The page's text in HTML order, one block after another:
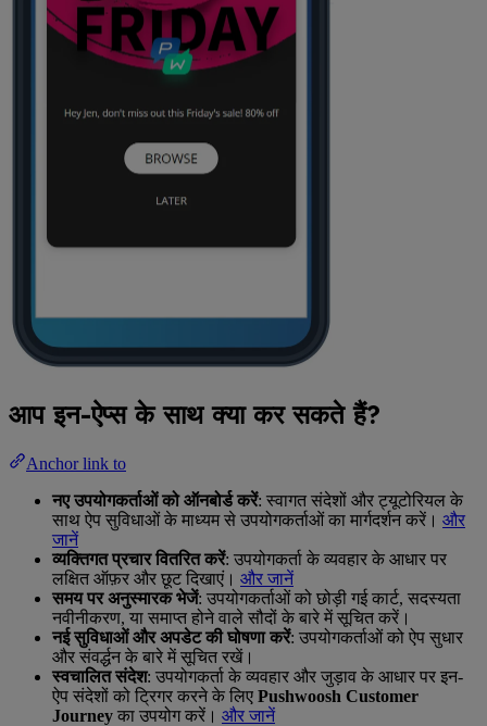
आप इन-ऐप्स के साथ क्या कर सकते हैं?
Anchor link to
नए उपयोगकर्ताओं को ऑनबोर्ड करें: स्वागत संदेशों और ट्यूटोरियल के
साथ ऐप सुविधाओं के माध्यम से उपयोगकर्ताओं का मार्गदर्शन करें। और
जानें
व्यक्तिगत प्रचार वितरित करें: उपयोगकर्ता के व्यवहार के आधार पर
लक्षित ऑफ़र और छूट दिखाएं। और जानें
समय पर अनुस्मारक भेजें: उपयोगकर्ताओं को छोड़ी गई कार्ट, सदस्यता
नवीनीकरण, या समाप्त होने वाले सौदों के बारे में सूचित करें।
नई सुविधाओं और अपडेट की घोषणा करें: उपयोगकर्ताओं को ऐप सुधार
और संवर्द्धन के बारे में सूचित रखें।
स्वचालित संदेश: उपयोगकर्ता के व्यवहार और जुड़ाव के आधार पर इन-
ऐप संदेशों को ट्रिगर करने के लिए Pushwoosh Customer
Journey का उपयोग करें। और जानें